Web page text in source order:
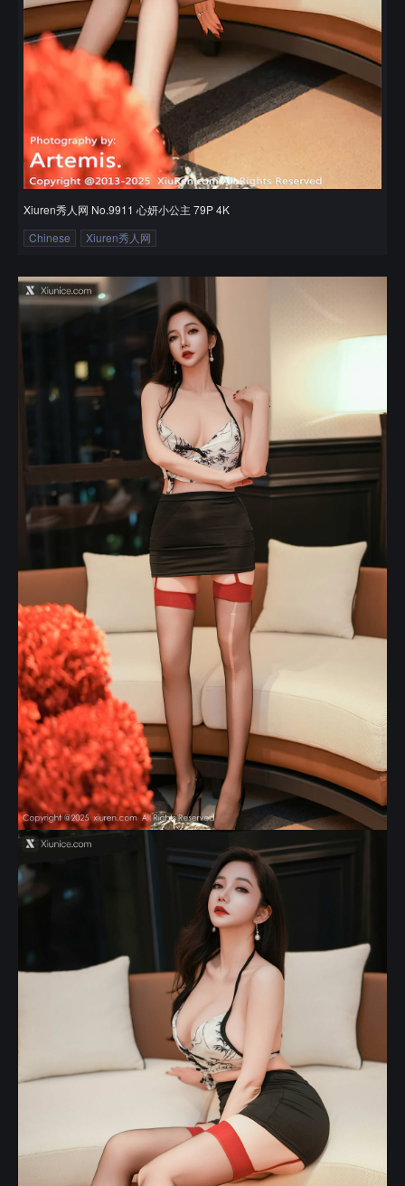
Xiuren秀人网 No.9911 心妍小公主 79P 4K
Chinese
Xiuren秀人网